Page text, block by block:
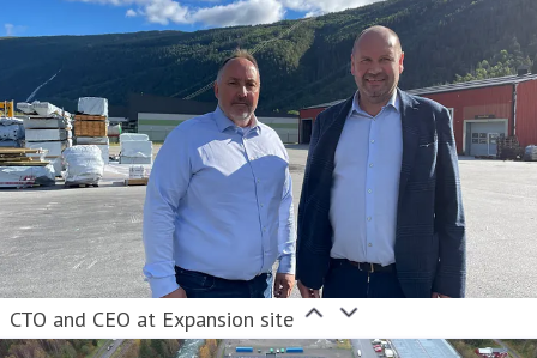
CTO and CEO at Expansion site